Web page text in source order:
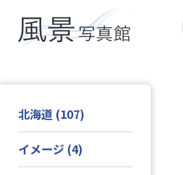
北海道 (107)
イメージ (4)